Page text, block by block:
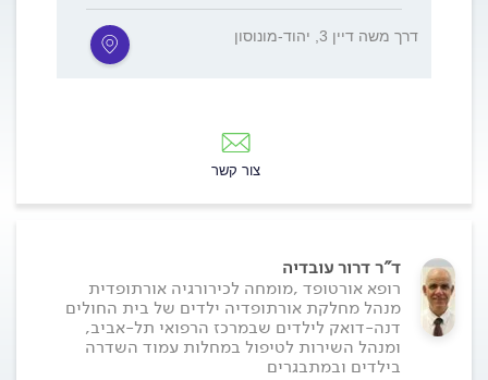
דרך משה דיין 3, יהוד-מונוסון
צור קשר
ד"ר דרור עובדיה
רופא אורטופד ,מומחה לכירורגיה אורתופדית
מנהל מחלקת אורתופדיה ילדים של בית החולים
דנה-דואק לילדים שבמרכז הרפואי תל-אביב,
ומנהל השירות לטיפול במחלות עמוד השדרה
בילדים ובמתבגרים